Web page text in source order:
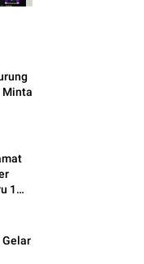
Minta
RI
1
Gelar